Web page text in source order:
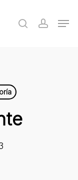
search